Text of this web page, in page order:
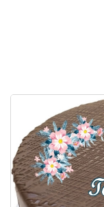
Cartoline musicali
Cartoline animate